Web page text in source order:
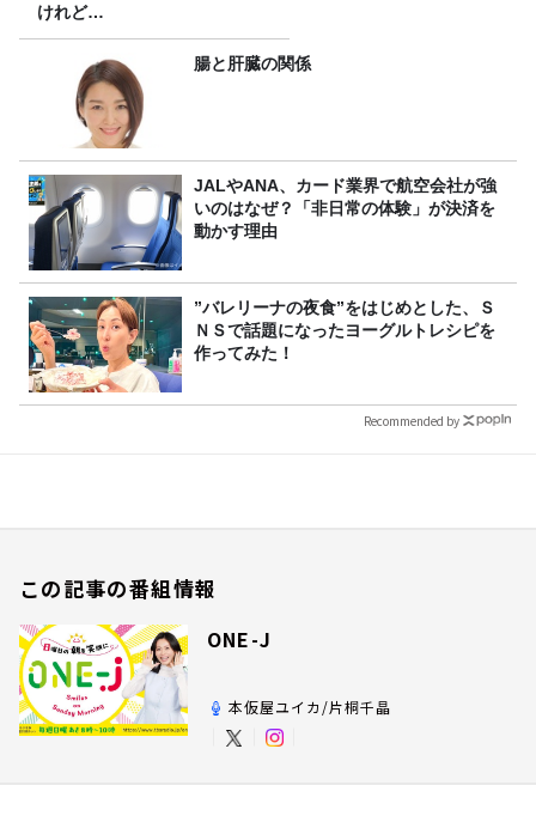
けれど…
腸と肝臓の関係
JALやANA、カード業界で航空会社が強
いのはなぜ？「非日常の体験」が決済を
動かす理由
”バレリーナの夜食”をはじめとした、Ｓ
ＮＳで話題になったヨーグルトレシピを
作ってみた！
Recommended by
この記事の番組情報
ONE-J
本仮屋ユイカ/片桐千晶